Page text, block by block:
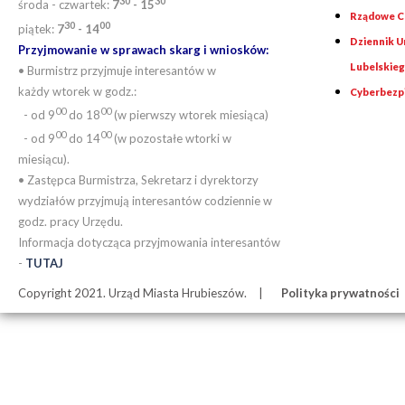
środa - czwartek: 7 - 15
piątek: 730 - 1400
Przyjmowanie w sprawach skarg i wniosków:
• Burmistrz przyjmuje interesantów w
każdy wtorek w godz.:
- od 900do 1800(w pierwszy wtorek miesiąca)
- od 900do 1400(w pozostałe wtorki w
miesiącu).
• Zastępca Burmistrza, Sekretarz i dyrektorzy
wydziałów przyjmują interesantów codziennie w
godz. pracy Urzędu.
Informacja dotycząca przyjmowania interesantów
- TUTAJ
Rządowe
Dziennik
Copyright 2021. Urząd Miasta Hrubieszów. Polityka prywatności